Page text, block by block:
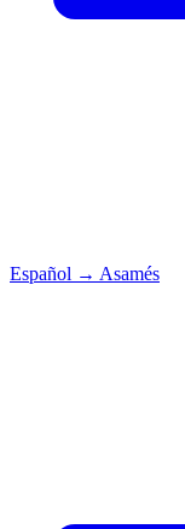
Español → Asamés